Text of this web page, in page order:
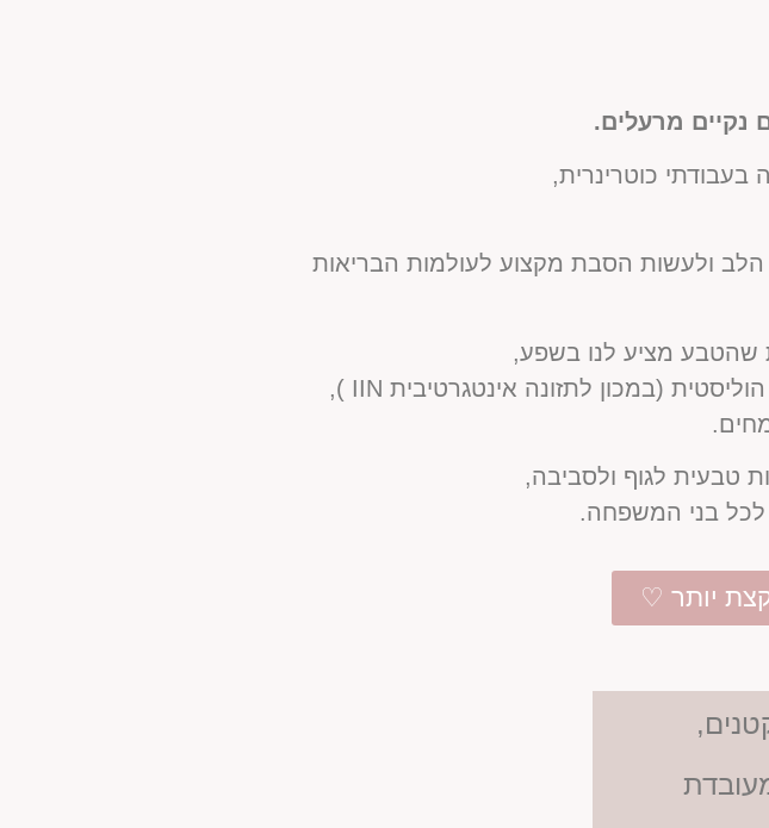
נקיים מרעלים.
כוטרינרית,
ולעשות הסבת מקצוע לעולמות הבריאות
שהטבע מציע לנו בשפע,
חקרתי ולמדתי את העולם הזה דרך לימודי בריאות הוליסטית (במכון לתזונה אינטגרטיבית IIN ),
טבעית לגוף ולסביבה,
לכל בני המשפחה.
קצת יותר ♡